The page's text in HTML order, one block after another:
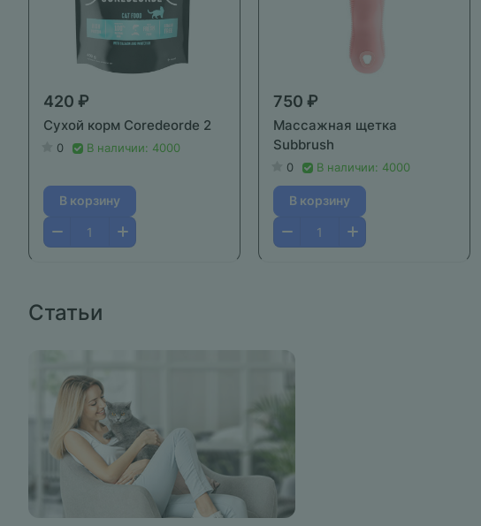
420 ₽
Сухой корм Coredeorde 2
0 В наличии: 4000
В корзину
750 ₽
Массажная щетка
Subbrush
0 В наличии: 4000
В корзину
Статьи